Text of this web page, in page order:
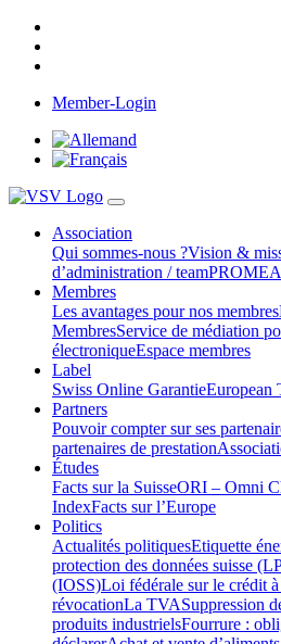
Member-Login
Association
Qui sommes-nous ?Vision &
d’administration / teamPROMEA
Membres
Les avantages pour nos membres
MembresService de médiation
électroniqueEspace membres
Label
Swiss Online GarantieEuropean
Partners
Pouvoir compter sur ses
partenaires de prestation
Études
Facts sur la SuisseORI – Omni
IndexFacts sur l’Europe
Politics
Actualités politiquesEtiquette
protection des données suisse
(IOSS)Loi fédérale sur le crédit
révocationLa TVASuppression
produits industrielsFourrure :